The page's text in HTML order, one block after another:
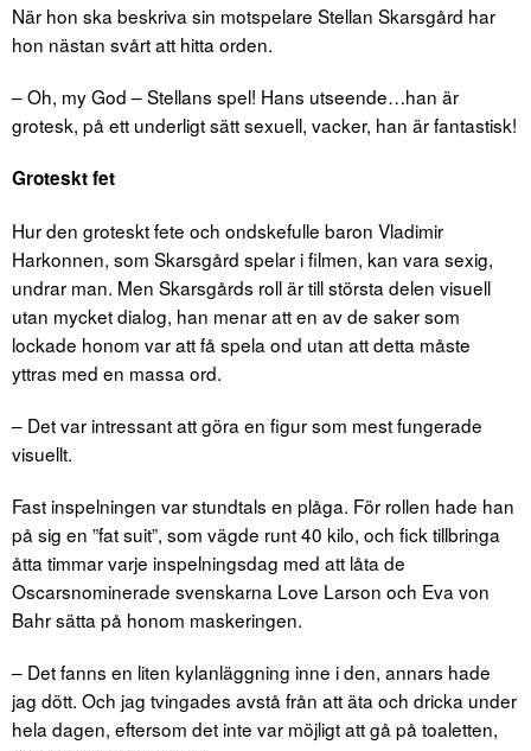
När hon ska beskriva sin motspelare Stellan Skarsgård har
hon nästan svårt att hitta orden.
– Oh, my God – Stellans spel! Hans utseende…han är
grotesk, på ett underligt sätt sexuell, vacker, han är fantastisk!
Groteskt fet
Hur den groteskt fete och ondskefulle baron Vladimir
Harkonnen, som Skarsgård spelar i filmen, kan vara sexig,
undrar man. Men Skarsgårds roll är till största delen visuell
utan mycket dialog, han menar att en av de saker som
lockade honom var att få spela ond utan att detta måste
yttras med en massa ord.
– Det var intressant att göra en figur som mest fungerade
visuellt.
Fast inspelningen var stundtals en plåga. För rollen hade han
på sig en ”fat suit”, som vägde runt 40 kilo, och fick tillbringa
åtta timmar varje inspelningsdag med att låta de
Oscarsnominerade svenskarna Love Larson och Eva von
Bahr sätta på honom maskeringen.
– Det fanns en liten kylanläggning inne i den, annars hade
jag dött. Och jag tvingades avstå från att äta och dricka under
hela dagen, eftersom det inte var möjligt att gå på toaletten,